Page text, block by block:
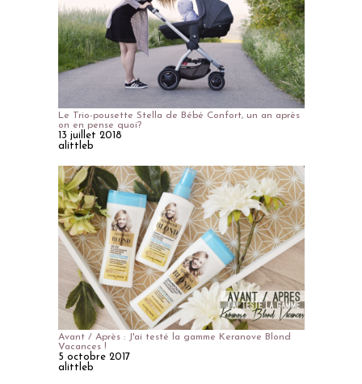
Le Trio-pousette Stella de Bébé Confort, un an après
on en pense quoi?
13 juillet 2018
alittleb
Avant / Après : J'ai testé la gamme Keranove Blond
Vacances !
5 octobre 2017
alittleb